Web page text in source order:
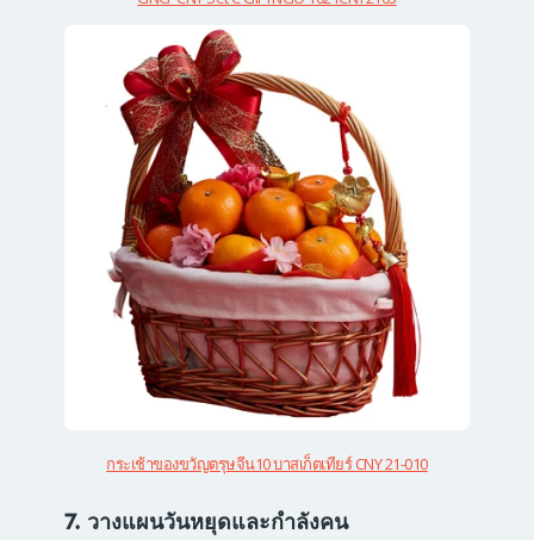
กระเช้าของขวัญตรุษจีน10 บาสเก็ตเทียร์ CNY 21-010
7. วางแผนวันหยุดและกำลังคน